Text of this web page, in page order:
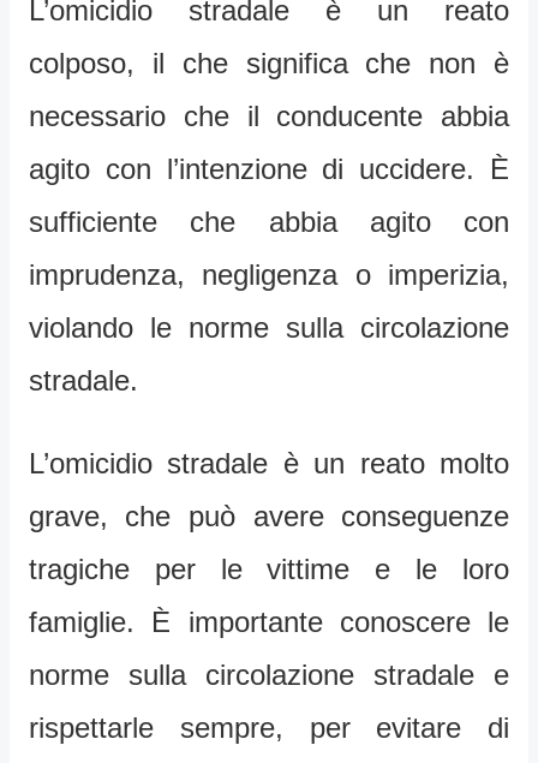
L’omicidio stradale è un reato
colposo, il che significa che non è
necessario che il conducente abbia
agito con l’intenzione di uccidere. È
sufficiente che abbia agito con
imprudenza, negligenza o imperizia,
violando le norme sulla circolazione
stradale.
L’omicidio stradale è un reato molto
grave, che può avere conseguenze
tragiche per le vittime e le loro
famiglie. È importante conoscere le
norme sulla circolazione stradale e
rispettarle sempre, per evitare di